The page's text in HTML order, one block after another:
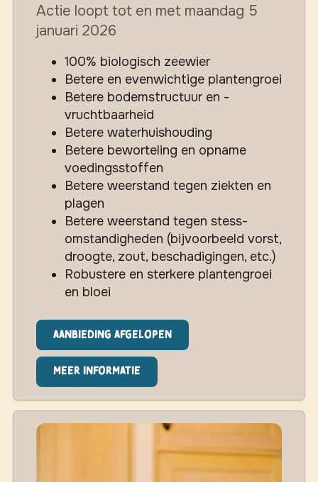
Actie loopt tot en met maandag 5
januari 2026
100% biologisch zeewier
Betere en evenwichtige plantengroei
Betere bodemstructuur en -
vruchtbaarheid
Betere waterhuishouding
Betere beworteling en opname
voedingsstoffen
Betere weerstand tegen ziekten en
plagen
Betere weerstand tegen stess-
omstandigheden (bijvoorbeeld vorst,
droogte, zout, beschadigingen, etc.)
Robustere en sterkere plantengroei
en bloei
Aanbieding afgelopen
Meer informatie